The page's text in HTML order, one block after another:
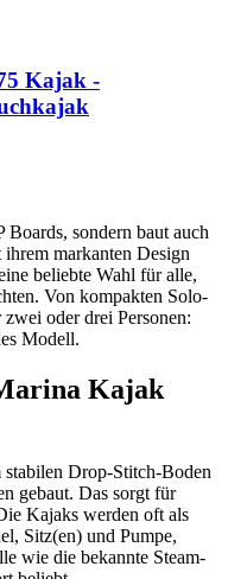
Kajak -
sondern baut auch
markanten Design
beliebte Wahl für alle,
Von kompakten Solo-
oder drei Personen:
Modell.
Kajak
Drop-Stitch-Boden
gebaut. Das sorgt für
Kajaks werden oft als
Sitz(en) und Pumpe,
wie die bekannte Steam-